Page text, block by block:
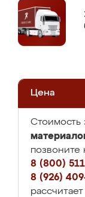
Цена
Стоимость
8 (800)
8 (926)